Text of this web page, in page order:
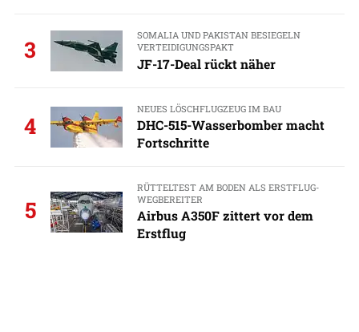
3
SOMALIA UND PAKISTAN BESIEGELN
VERTEIDIGUNGSPAKT
JF-17-Deal rückt näher
4
NEUES LÖSCHFLUGZEUG IM BAU
DHC-515-Wasserbomber macht
Fortschritte
5
RÜTTELTEST AM BODEN ALS ERSTFLUG-
WEGBEREITER
Airbus A350F zittert vor dem
Erstflug